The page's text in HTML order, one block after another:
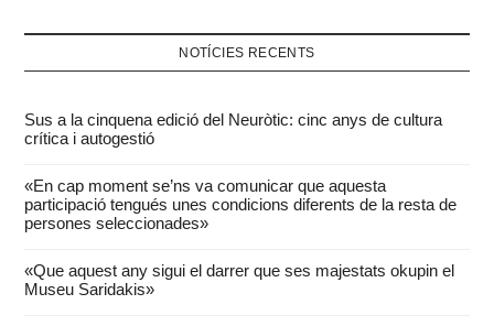
NOTÍCIES RECENTS
Sus a la cinquena edició del Neuròtic: cinc anys de cultura
crítica i autogestió
«En cap moment se’ns va comunicar que aquesta
participació tengués unes condicions diferents de la resta de
persones seleccionades»
«Que aquest any sigui el darrer que ses majestats okupin el
Museu Saridakis»